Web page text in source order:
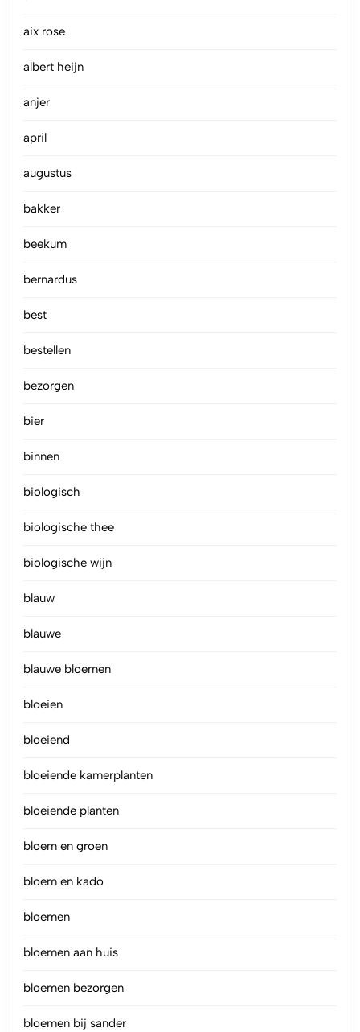
aix rose
albert heijn
anjer
april
augustus
bakker
beekum
bernardus
best
bestellen
bezorgen
bier
binnen
biologisch
biologische thee
biologische wijn
blauw
blauwe
blauwe bloemen
bloeien
bloeiend
bloeiende kamerplanten
bloeiende planten
bloem en groen
bloem en kado
bloemen
bloemen aan huis
bloemen bezorgen
bloemen bij sander